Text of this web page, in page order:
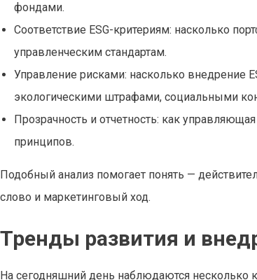
фондами.
Соответствие ESG-критериям: насколько
управленческим стандартам.
Управление рисками: насколько внедрение
экологическими штрафами, социальными
Прозрачность и отчетность: как
принципов.
Подобный анализ помогает понять —
слово и маркетинговый ход.
Тренды развития и
На сегодняшний день наблюдаются